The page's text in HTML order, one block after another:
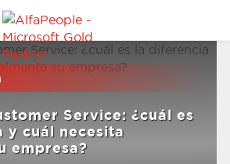
Service: ¿cuál es
y cuál necesita
empresa?
Ir al sitio local
Global
Canada
Denmark